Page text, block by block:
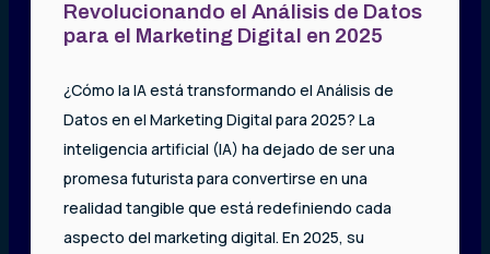
Revolucionando el Análisis de Datos
para el Marketing Digital en 2025
¿Cómo la IA está transformando el Análisis de
Datos en el Marketing Digital para 2025? La
inteligencia artificial (IA) ha dejado de ser una
promesa futurista para convertirse en una
realidad tangible que está redefiniendo cada
aspecto del marketing digital. En 2025, su